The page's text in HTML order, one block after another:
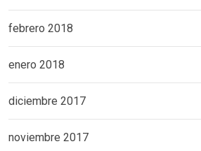
febrero 2018
enero 2018
diciembre 2017
noviembre 2017